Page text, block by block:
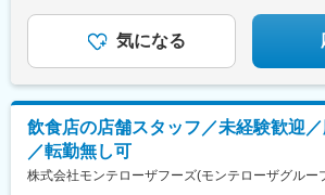
【福利厚生・待遇】の欄をご確認ください
駅、逗子・葉山駅、ゆめが丘駅、都筑ふ
京急川崎駅、橋本駅(神奈川県)、大磯駅、
南中央駅、京急鶴見駅、鶴巻温泉駅、矢向
駅、新河岸駅、的場駅、西川越駅、石原駅
南鳩ケ谷駅、東行田駅、小手指駅、東所沢
能駅、加須駅、本庄駅、東松山駅、八木崎
生駅、行田駅、深谷駅、上尾駅、草加駅、
気になる
飲食店の店舗スタッフ／未経験歓迎
／転勤無し可
株式会社モンテローザフーズ(モンテローザグルー